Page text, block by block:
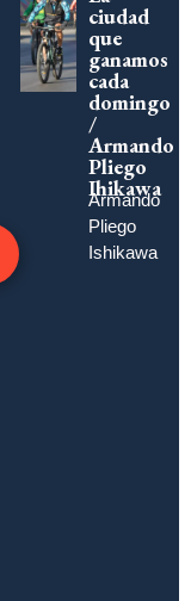
ciudad
que
ganamos
cada
domingo
/
Armando
Pliego
Ihikawa
Armando
Pliego
Ishikawa